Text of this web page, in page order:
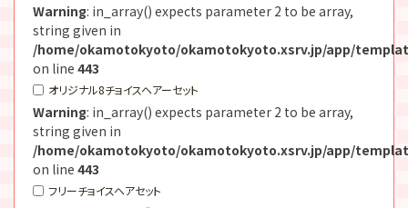
Warning: in_array() expects parameter 2 to be array,
string given in
/home/okamotokyoto/okamotokyoto.xsrv.jp/app/
on line 443
オリジナル8チョイスヘアーセット
Warning: in_array() expects parameter 2 to be array,
string given in
/home/okamotokyoto/okamotokyoto.xsrv.jp/app/
on line 443
フリーチョイスヘアセット